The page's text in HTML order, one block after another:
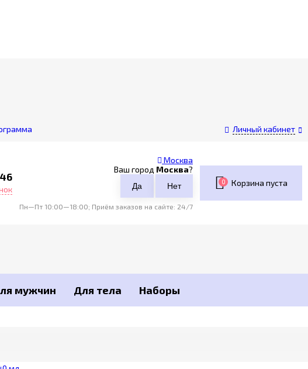
Личный кабинет
Москва
Ваш город Москва?
Пн—Пт 10:00—18:00; Приём заказов на сайте: 24/7
0 Корзина пуста
мужчин Для тела Наборы